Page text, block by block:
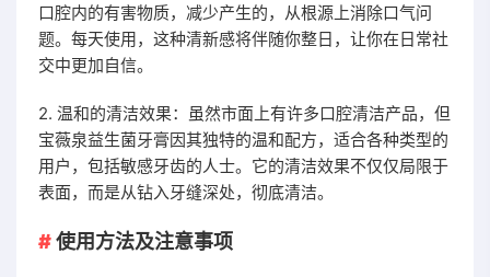
口腔内的有害物质，减少产生的，从根源上消除口气问
题。每天使用，这种清新感将伴随你整日，让你在日常社
交中更加自信。
2. 温和的清洁效果：虽然市面上有许多口腔清洁产品，但
宝薇泉益生菌牙膏因其独特的温和配方，适合各种类型的
用户，包括敏感牙齿的人士。它的清洁效果不仅仅局限于
表面，而是从钻入牙缝深处，彻底清洁。
使用方法及注意事项